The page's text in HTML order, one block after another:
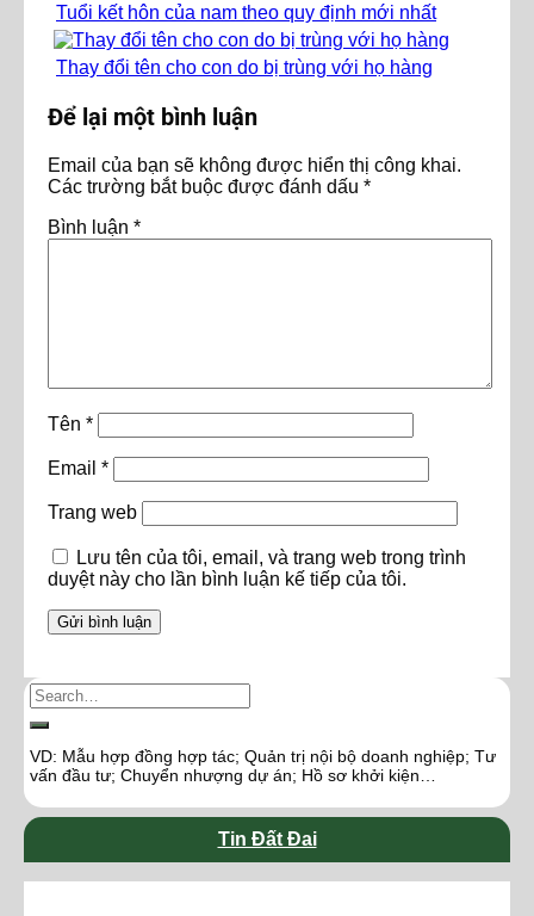
Tuổi kết hôn của nam theo quy định mới nhất
Thay đổi tên cho con do bị trùng với họ hàng
Để lại một bình luận
Email của bạn sẽ không được hiển thị công khai.
Các trường bắt buộc được đánh dấu *
Bình luận *
Tên *
Email *
Trang web
Lưu tên của tôi, email, và trang web trong trình
duyệt này cho lần bình luận kế tiếp của tôi.
VD: Mẫu hợp đồng hợp tác; Quản trị nội bộ doanh nghiệp; Tư
vấn đầu tư; Chuyển nhượng dự án; Hồ sơ khởi kiện…
Tin Đất Đai